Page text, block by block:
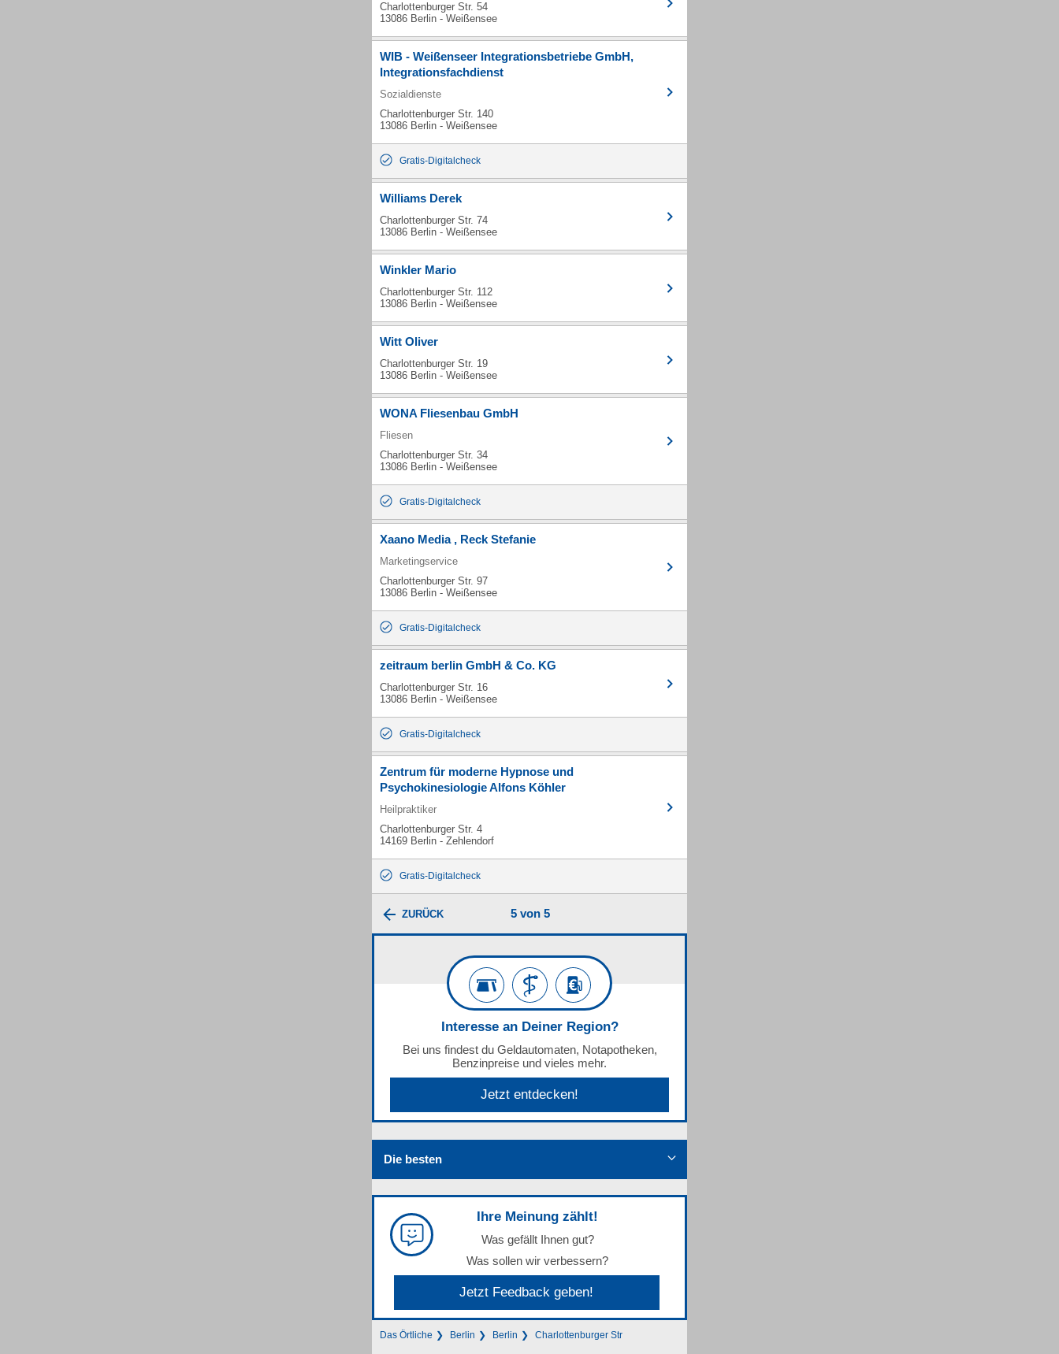
Charlottenburger Str. 54
13086 Berlin - Weißensee
WIB - Weißenseer Integrationsbetriebe GmbH,
Integrationsfachdienst
Sozialdienste
Charlottenburger Str. 140
13086 Berlin - Weißensee
Gratis-Digitalcheck
Williams Derek
Charlottenburger Str. 74
13086 Berlin - Weißensee
Winkler Mario
Charlottenburger Str. 112
13086 Berlin - Weißensee
Witt Oliver
Charlottenburger Str. 19
13086 Berlin - Weißensee
WONA Fliesenbau GmbH
Fliesen
Charlottenburger Str. 34
13086 Berlin - Weißensee
Gratis-Digitalcheck
Xaano Media , Reck Stefanie
Marketingservice
Charlottenburger Str. 97
13086 Berlin - Weißensee
Gratis-Digitalcheck
zeitraum berlin GmbH & Co. KG
Charlottenburger Str. 16
13086 Berlin - Weißensee
Gratis-Digitalcheck
Zentrum für moderne Hypnose und
Psychokinesiologie Alfons Köhler
Heilpraktiker
Charlottenburger Str. 4
14169 Berlin - Zehlendorf
Gratis-Digitalcheck
ZURÜCK 5 von 5
Interesse an Deiner Region?
Bei uns findest du Geldautomaten, Notapotheken,
Benzinpreise und vieles mehr.
Jetzt entdecken!
Die besten
Ihre Meinung zählt!
Was gefällt Ihnen gut?
Was sollen wir verbessern?
Jetzt Feedback geben!
Das Örtliche Berlin Berlin Charlottenburger Str